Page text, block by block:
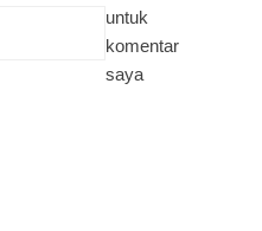
untuk
komentar
saya